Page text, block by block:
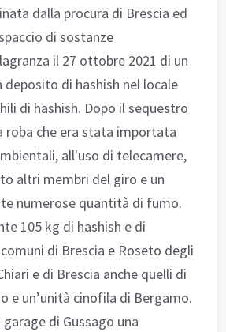
dalla procura di Brescia ed
di sostanze
il 27 ottobre 2021 di un
di hashish nel locale
di hashish. Dopo il sequestro
roba che era stata importata
all'uso di telecamere,
altri membri del giro e un
numerose quantità di fumo.
105 kg di hashish e di
di Brescia e Roseto degli
e di Brescia anche quelli di
e un’unità cinofila di Bergamo.
di Gussago una